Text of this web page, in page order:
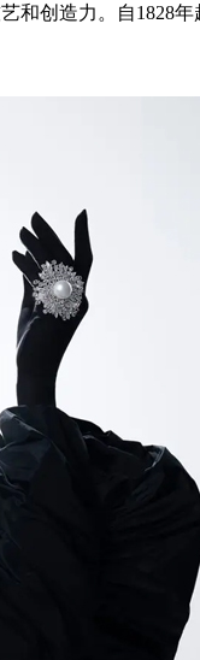
和创造力。自1828年